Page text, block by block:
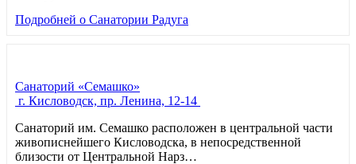
Подробней о Санатории Радуга
Санаторий «Семашко»
г. Кисловодск, пр. Ленина, 12-14
Санаторий им. Семашко расположен в центральной части
живописнейшего Кисловодска, в непосредственной
близости от Центральной Нарз…